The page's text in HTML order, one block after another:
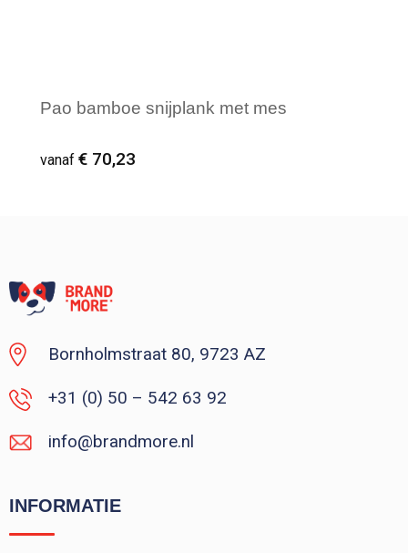
Pao bamboe snijplank met mes
vanaf € 70,23
Bornholmstraat 80, 9723 AZ
+31 (0) 50 – 542 63 92
info@brandmore.nl
INFORMATIE